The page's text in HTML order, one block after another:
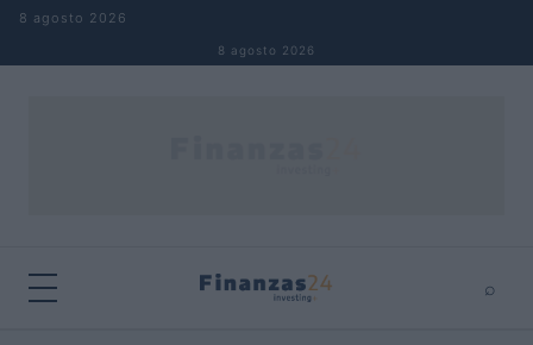
Saltar al contenido
8 agosto 2026
8 agosto 2026
⌕